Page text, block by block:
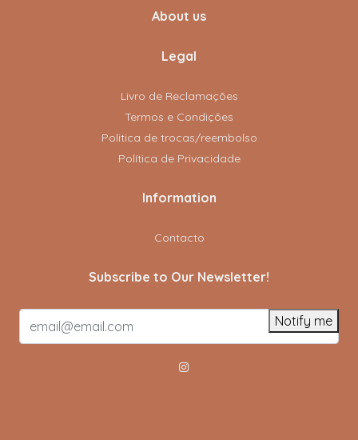
About us
Legal
Livro de Reclamações
Termos e Condições
Politica de trocas/reembolso
Política de Privacidade
Information
Contacto
Subscribe to Our Newsletter!
Notify me